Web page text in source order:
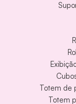
Totem de
Totem